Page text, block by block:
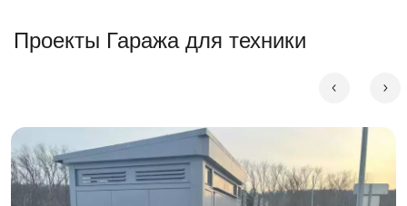
Проекты Гаража для техники